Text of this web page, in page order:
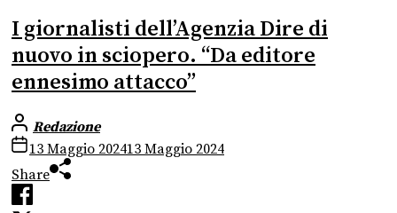
I giornalisti dell’Agenzia Dire di
nuovo in sciopero. “Da editore
ennesimo attacco”
Redazione
13 Maggio 202413 Maggio 2024
Share